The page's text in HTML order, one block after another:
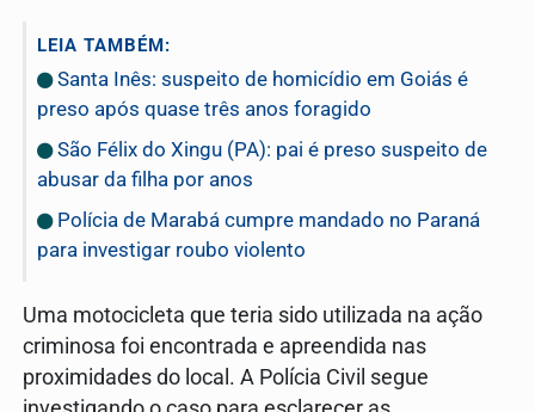
LEIA TAMBÉM:
Santa Inês: suspeito de homicídio em Goiás é
preso após quase três anos foragido
São Félix do Xingu (PA): pai é preso suspeito de
abusar da filha por anos
Polícia de Marabá cumpre mandado no Paraná
para investigar roubo violento
Uma motocicleta que teria sido utilizada na ação
criminosa foi encontrada e apreendida nas
proximidades do local. A Polícia Civil segue